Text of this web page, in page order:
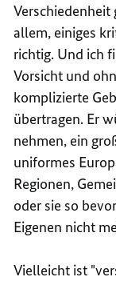
Verschiedenheit
allem, einiges
richtig. Und ich
Vorsicht und
komplizierte
übertragen. Er
nehmen, ein
uniformes
Regionen,
oder sie so
Eigenen nicht
Vielleicht ist